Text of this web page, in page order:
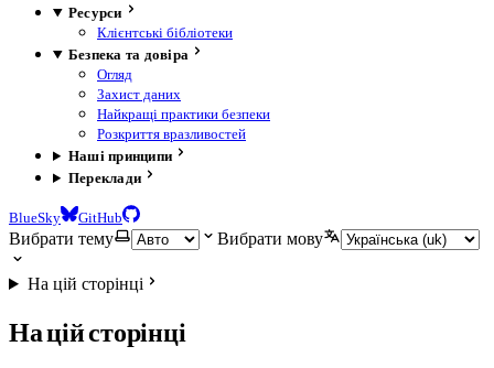
Ресурси
Клієнтські бібліотеки
Безпека та довіра
Огляд
Захист даних
Найкращі практики безпеки
Розкриття вразливостей
Наші принципи
Переклади
BlueSky GitHub
Вибрати тему Вибрати мову
На цій сторінці
На цій сторінці